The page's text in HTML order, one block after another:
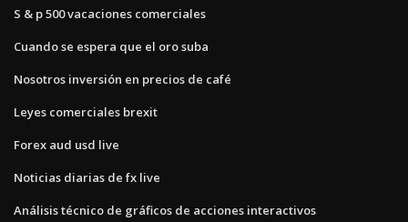
S & p 500 vacaciones comerciales
Cuando se espera que el oro suba
Nosotros inversión en precios de café
Leyes comerciales brexit
Forex aud usd live
Noticias diarias de fx live
Análisis técnico de gráficos de acciones interactivos